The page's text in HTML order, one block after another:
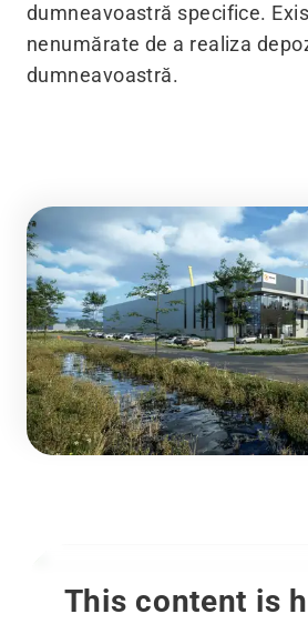
dumneavoastră specifice.
nenumărate de a realiza
dumneavoastră.
This content is